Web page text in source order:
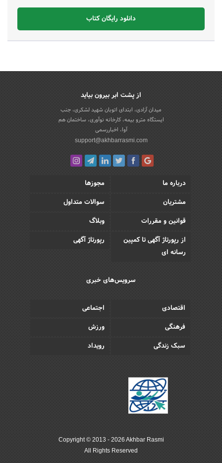
دانلود رایگان کتاب
از پشت ابر بیرون بیاید
میدان آزادی، ابتدای اتوبان شهید لشکری، جنب
ایستگاه مترو بیمه، کارخانه نوآوری، ساختمان هم
آوا، اخباررسمی
support@akhbarrasmi.com
درباره ما
مجوزها
مشتریان
سوالات متداول
قوانین و مقررات
وبلاگ
از رپورتاژ آگهی تا کمپین
رسانه ای
رپورتاژ آگهی
سرویس‌های خبری
اقتصادی
اجتماعی
فرهنگی
ورزش
سبک زندگی
رویداد
Copyright © 2013 - 2026 Akhbar Rasmi
All Rights Reserved